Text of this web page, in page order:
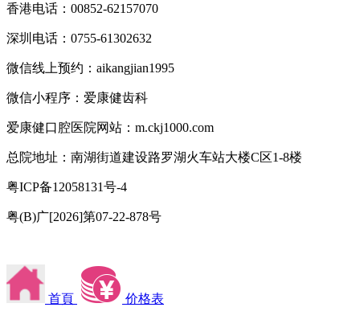
香港电话：00852-62157070
深圳电话：0755-61302632
微信线上预约：aikangjian1995
微信小程序：爱康健齿科
爱康健口腔医院网站：m.ckj1000.com
总院地址：南湖街道建设路罗湖火车站大楼C区1-8楼
粤ICP备12058131号-4
粤(B)广[2026]第07-22-878号
首頁 价格表